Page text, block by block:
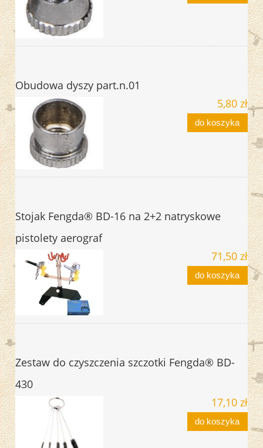
Obudowa dyszy part.n.01
5,80 zł
do koszyka
Stojak Fengda® BD-16 na 2+2 natryskowe
pistolety aerograf
71,50 zł
do koszyka
Zestaw do czyszczenia szczotki Fengda® BD-
430
17,10 zł
do koszyka